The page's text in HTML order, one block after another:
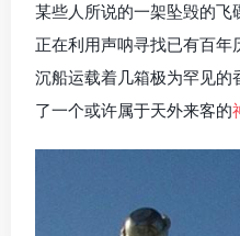
某些人所说的一架坠毁的飞
正在利用声呐寻找已有百
沉船运载着几箱极为罕见
了一个或许属于天外来客的